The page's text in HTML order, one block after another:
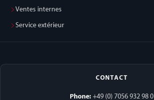
Ventes internes
Service extérieur
CONTACT
Phone: +49 (0) 7056 932 98 0